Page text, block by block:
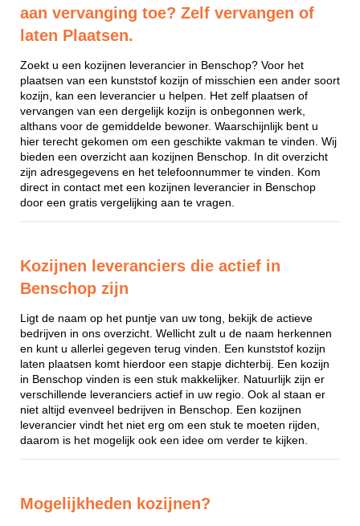
aan vervanging toe? Zelf vervangen of
laten Plaatsen.
Zoekt u een kozijnen leverancier in Benschop? Voor het
plaatsen van een kunststof kozijn of misschien een ander soort
kozijn, kan een leverancier u helpen. Het zelf plaatsen of
vervangen van een dergelijk kozijn is onbegonnen werk,
althans voor de gemiddelde bewoner. Waarschijnlijk bent u
hier terecht gekomen om een geschikte vakman te vinden. Wij
bieden een overzicht aan kozijnen Benschop. In dit overzicht
zijn adresgegevens en het telefoonnummer te vinden. Kom
direct in contact met een kozijnen leverancier in Benschop
door een gratis vergelijking aan te vragen.
Kozijnen leveranciers die actief in
Benschop zijn
Ligt de naam op het puntje van uw tong, bekijk de actieve
bedrijven in ons overzicht. Wellicht zult u de naam herkennen
en kunt u allerlei gegeven terug vinden. Een kunststof kozijn
laten plaatsen komt hierdoor een stapje dichterbij. Een kozijn
in Benschop vinden is een stuk makkelijker. Natuurlijk zijn er
verschillende leveranciers actief in uw regio. Ook al staan er
niet altijd evenveel bedrijven in Benschop. Een kozijnen
leverancier vindt het niet erg om een stuk te moeten rijden,
daarom is het mogelijk ook een idee om verder te kijken.
Mogelijkheden kozijnen?